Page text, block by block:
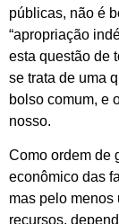
públicas, não é
“apropriação
esta questão de
se trata de uma
bolso comum, e
nosso.
Como ordem de
econômico das
mas pelo menos
recursos,